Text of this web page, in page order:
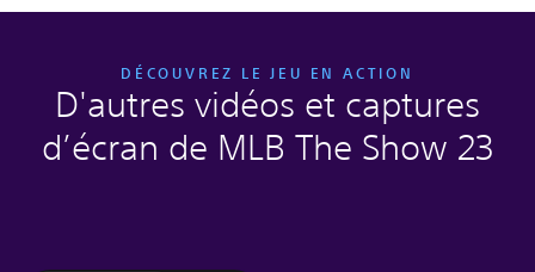
DÉCOUVREZ LE JEU EN ACTION
D'autres vidéos et captures
d’écran de MLB The Show 23